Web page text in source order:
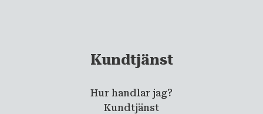
Kundtjänst
Hur handlar jag?
Kundtjänst